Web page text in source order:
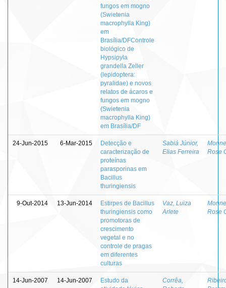
fungos em mogno
(Swietenia
macrophylla King)
em
Brasília/DFControle
biológico de
Hypsipyla
grandella Zeller
(lepidoptera:
pyralidae) e novos
relatos de ácaros e
fungos em mogno
(Swietenia
macrophylla King)
em Brasília/DF
24-Jun-2015 6-Mar-2015
Detecção e
caracterização de
proteínas
parasporinas em
Bacillus
thuringiensis
Sabiá Júnior,
Elias Ferreira
Rose
9-Out-2014 13-Jun-2014
Estirpes de Bacillus
thuringiensis como
promotoras de
crescimento
vegetal e no
controle de pragas
em diferentes
culturas
Vaz, Luiza
Arlete
Rose
14-Jun-2007 14-Jun-2007
Estudo da
Corrêa,